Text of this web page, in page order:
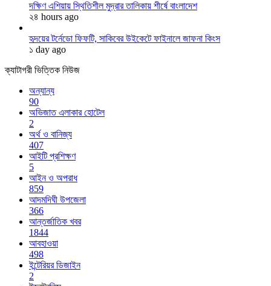
দক্ষিণ এশিয়ায় স্থিতিশীল মুদ্রার তালিকায় শীর্ষে বাংলাদেশ
২৪ hours ago
হৃদয়ের টর্নেডো ফিফটি, সাকিবের উইকেটে ফাইনালে জাফনা কিংস
১ day ago
ক্যাটাগরী ভিত্তিক নিউজ
অন্যান্য
90
অভিজাত এলাকার হোটেল
2
অর্থ ও বানিজ্য
407
আইটি প্রশিক্ষণ
5
আইন ও অপরাধ
859
আদমদিঘী উপজেলা
366
আন্তর্জাতিক খবর
1844
আবহাওয়া
498
ইন্টেরিয়র ডিজাইন
2